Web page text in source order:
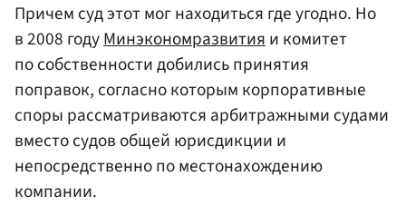
Причем суд этот мог находиться где угодно. Но
в 2008 годуМинэкономразвитияи комитет
по собственности добились принятия
поправок, согласно которым корпоративные
споры рассматриваются арбитражными судами
вместо судов общей юрисдикции и
непосредственно по местонахождению
компании.